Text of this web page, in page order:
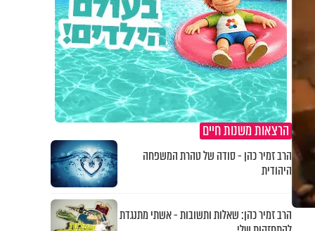
הרצאות משנות חיים
הרב זמיר כהן - סודה של טהרת המשפחה
היהודית
הרב זמיר כהן: שאלות ותשובות - אשתי מתנגדת